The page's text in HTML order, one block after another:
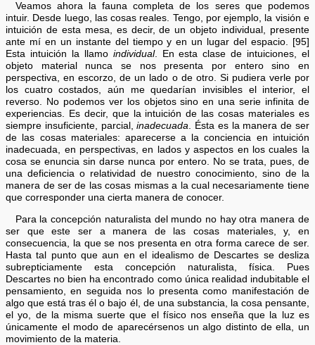
Veamos ahora la fauna completa de los seres que podemos
intuir. Desde luego, las cosas reales. Tengo, por ejemplo, la visión e
intuición de esta mesa, es decir, de un objeto individual, presente
ante mí en un instante del tiempo y en un lugar del espacio. [95]
Esta intuición la llamo individual. En esta clase de intuiciones, el
objeto material nunca se nos presenta por entero sino en
perspectiva, en escorzo, de un lado o de otro. Si pudiera verle por
los cuatro costados, aún me quedarían invisibles el interior, el
reverso. No podemos ver los objetos sino en una serie infinita de
experiencias. Es decir, que la intuición de las cosas materiales es
siempre insuficiente, parcial,inadecuada. Ésta es la manera de ser
de las cosas materiales: aparecerse a la conciencia en intuición
inadecuada, en perspectivas, en lados y aspectos en los cuales la
cosa se enuncia sin darse nunca por entero. No se trata, pues, de
una deficiencia o relatividad de nuestro conocimiento, sino de la
manera de ser de las cosas mismas a la cual necesariamente tiene
que corresponder una cierta manera de conocer.
Para la concepción naturalista del mundo no hay otra manera de
ser que este ser a manera de las cosas materiales, y, en
consecuencia, la que se nos presenta en otra forma carece de ser.
Hasta tal punto que aun en el idealismo de Descartes se desliza
subrepticiamente esta concepción naturalista, física. Pues
Descartes no bien ha encontrado como única realidad indubitable el
pensamiento, en seguida nos lo presenta como manifestación de
algo que está tras él o bajo él, de una substancia, la cosa pensante,
el yo, de la misma suerte que el físico nos enseña que la luz es
únicamente el modo de aparecérsenos un algo distinto de ella, un
movimiento de la materia.